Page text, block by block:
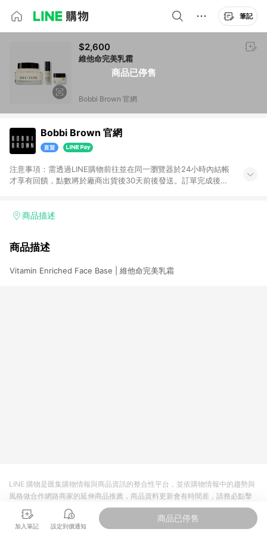
筆記
商品已停售
$2,600
維他命完美乳霜
Bobbi Brown 官網
Bobbi Brown 官網
注意事項：需透過LINE購物前往並在同一瀏覽器於24小時內結帳
才享有回饋，點數將於廠商出貨後30天前後發送。訂單完成後
商品描述
商品描述
Vitamin Enriched Face Base | 維他命完美乳霜
加入筆記 設定到價通知
商品已停售
LINE 購物是匯集購物情報與商品資訊的整合性平台，並依購物情報中的趨勢與
風格做合作網路商家的延伸商品推薦，商品資料更新會有時間差，請務必點擊
商品至各合作網路商家，確認現售價與購物條件，一切資訊以合作廠商網頁為
準。